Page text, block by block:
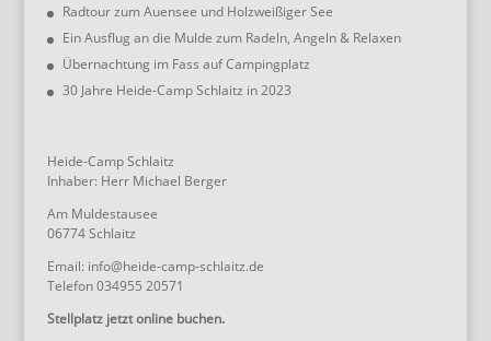
Radtour zum Auensee und Holzweißiger See
Ein Ausflug an die Mulde zum Radeln, Angeln & Relaxen
Übernachtung im Fass auf Campingplatz
30 Jahre Heide-Camp Schlaitz in 2023
Heide-Camp Schlaitz
Inhaber: Herr Michael Berger
Am Muldestausee
06774 Schlaitz
Email: info@heide-camp-schlaitz.de
Telefon 034955 20571
Stellplatz jetzt online buchen.